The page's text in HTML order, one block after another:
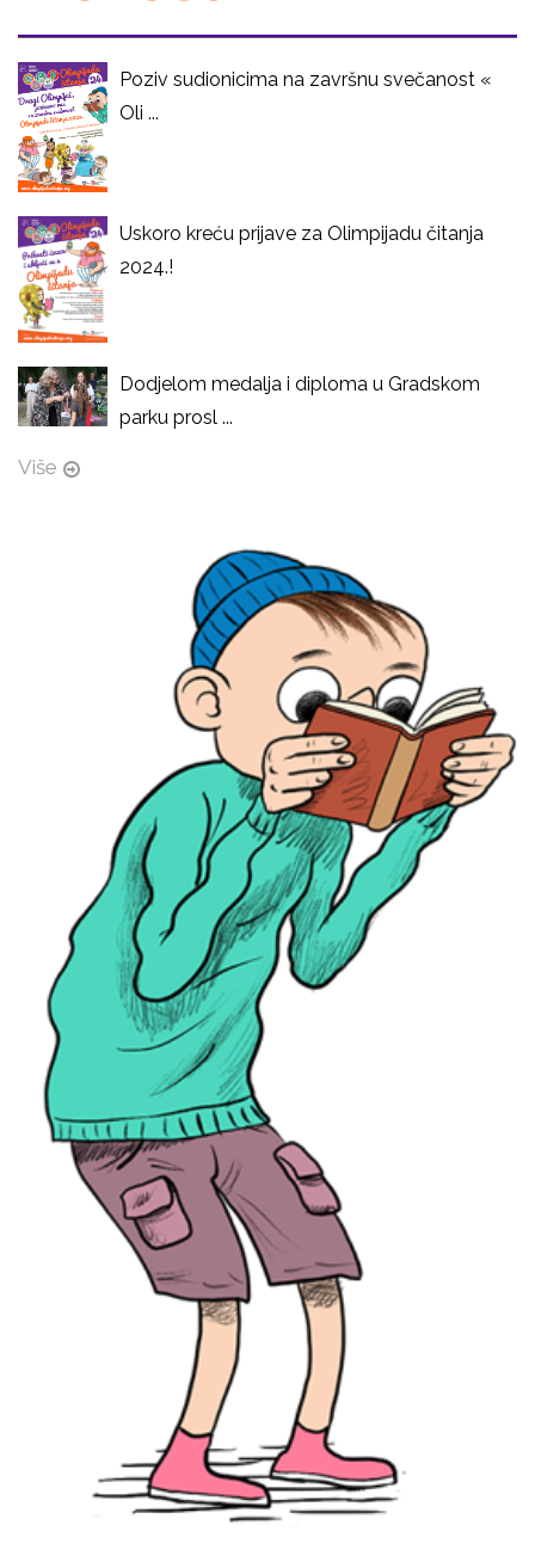
Poziv sudionicima na završnu svečanost «
Oli ...
Uskoro kreću prijave za Olimpijadu čitanja
2024.!
Dodjelom medalja i diploma u Gradskom
parku prosl ...
Više